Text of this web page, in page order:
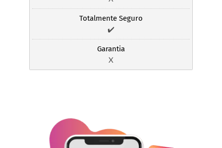
Totalmente Seguro
✔️
Garantia
X